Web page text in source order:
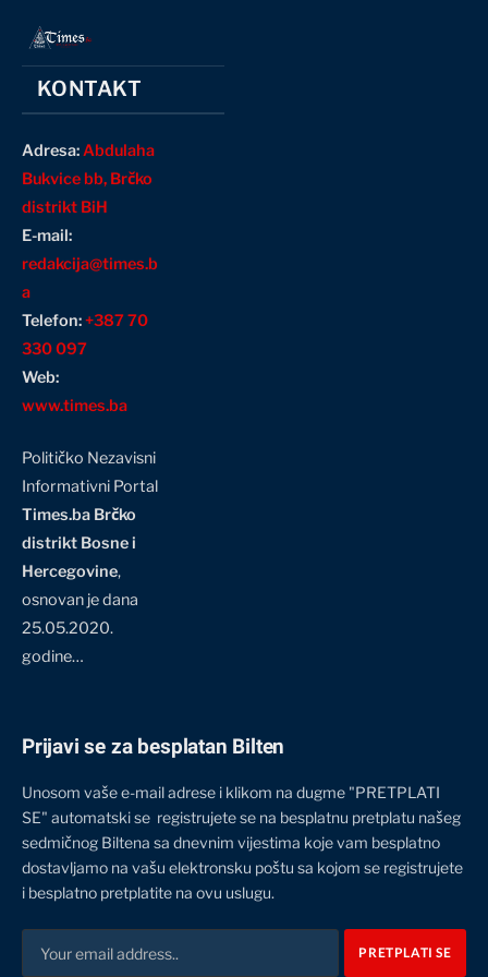
KONTAKT
Adresa:Abdulaha
Bukvice bb, Brčko
distrikt BiH
E-mail:
redakcija@times.b
a
Telefon:+387 70
330 097
Web:
www.times.ba
Političko Nezavisni
Informativni Portal
Times.ba Brčko
distrikt Bosne i
Hercegovine,
osnovan je dana
25.05.2020.
godine…
Prijavi se za besplatan Bilten
Unosom vaše e-mail adrese i klikom na dugme "PRETPLATI
SE" automatski se registrujete se na besplatnu pretplatu našeg
sedmičnog Biltena sa dnevnim vijestima koje vam besplatno
dostavljamo na vašu elektronsku poštu sa kojom se registrujete
i besplatno pretplatite na ovu uslugu.